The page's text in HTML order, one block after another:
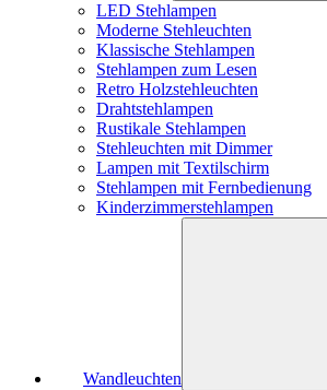
LED Stehlampen
Moderne Stehleuchten
Klassische Stehlampen
Stehlampen zum Lesen
Retro Holzstehleuchten
Drahtstehlampen
Rustikale Stehlampen
Stehleuchten mit Dimmer
Lampen mit Textilschirm
Stehlampen mit Fernbedienung
Kinderzimmerstehlampen
Wandleuchten